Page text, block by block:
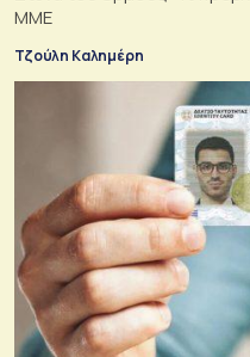
ΜΜΕ
Τζούλη Καλημέρη